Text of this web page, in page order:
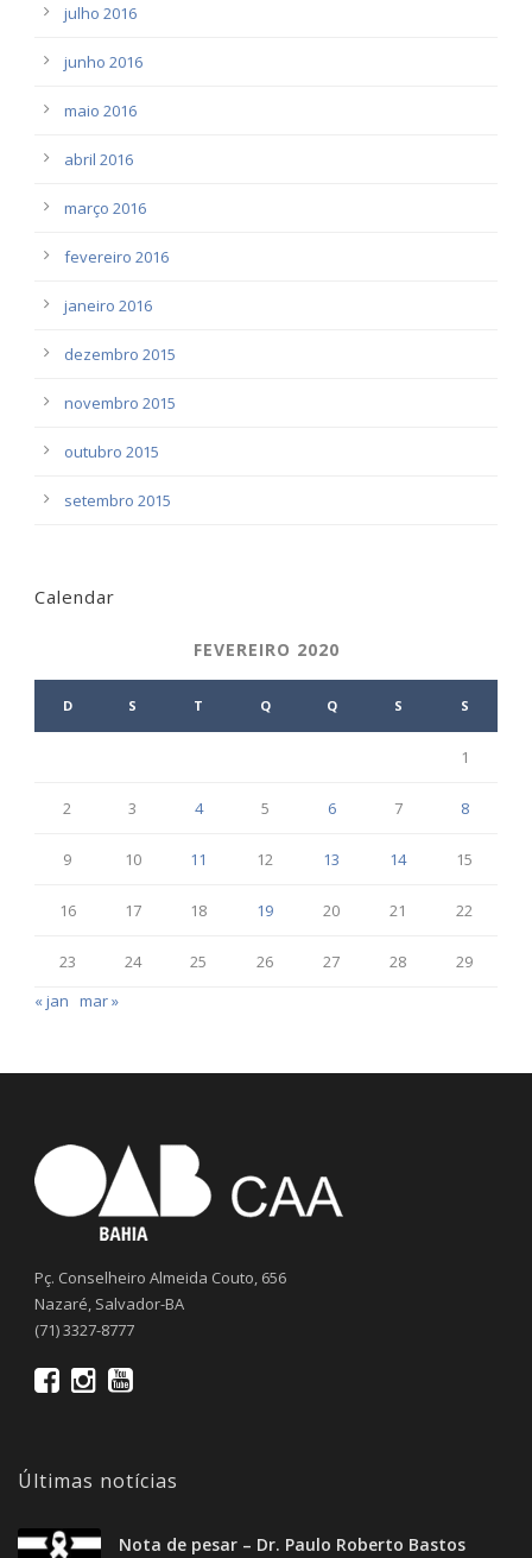
julho 2016
junho 2016
maio 2016
abril 2016
março 2016
fevereiro 2016
janeiro 2016
dezembro 2015
novembro 2015
outubro 2015
setembro 2015
Calendar
FEVEREIRO 2020
D S T Q Q S S
1
2 3 4 5 6 7 8
9 10 11 12 13 14 15
16 17 18 19 20 21 22
23 24 25 26 27 28
29
« jan mar »
Pç. Conselheiro Almeida Couto, 656
Nazaré, Salvador-BA
(71) 3327-8777
Últimas notícias
Nota de pesar – Dr. Paulo Roberto Bastos